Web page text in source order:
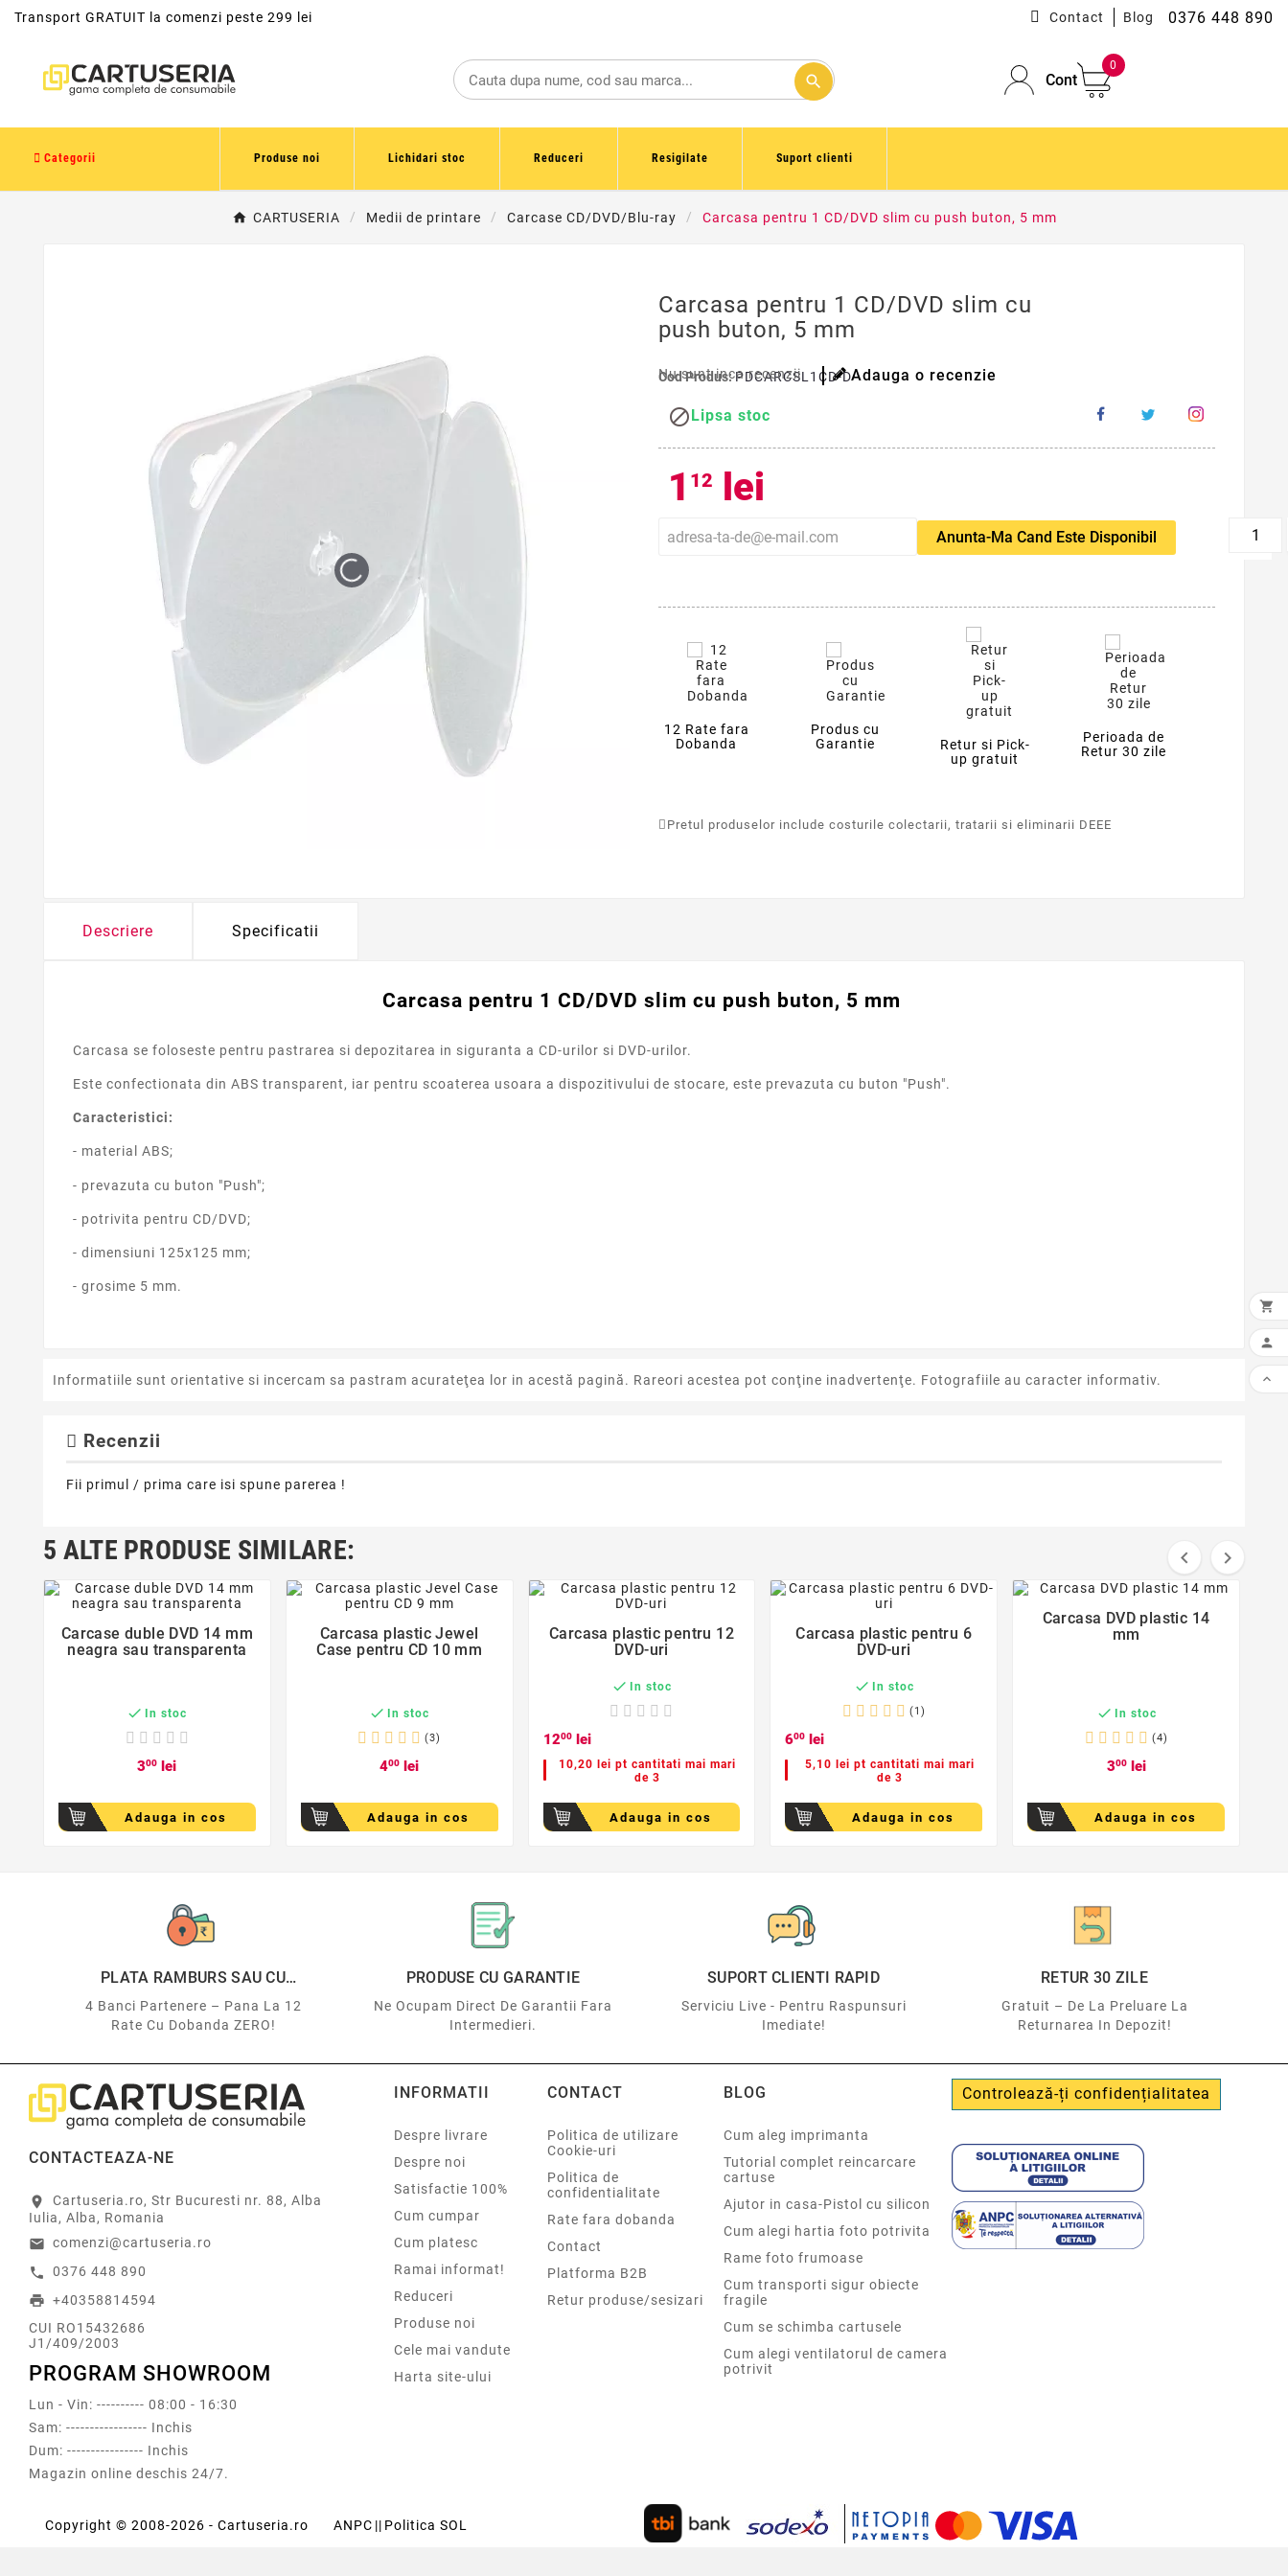
0376 448 890
Transport GRATUIT la comenzi peste 299 lei Contact Blog
search Cont
0
Categorii Produse noi Lichidari stoc Reduceri Resigilate Suport clienti
CARTUSERIA Medii de printare Carcase CD/DVD/Blu-ray Carcasa pentru 1 CD/DVD slim cu push buton, 5 mm
Carcasa pentru 1 CD/DVD slim cu
push buton, 5 mm
Cod Produs:PDCARCSL1CD-DVDCL-B
Nu sunt inca recenzii Adauga o recenzie
 Lipsa stoc
1 12 lei
Anunta-Ma Cand Este Disponibil favorite_border
12 Rate fara
Dobanda
Produs cu
Garantie
Retur si Pick-
up gratuit
Perioada de
Retur 30 zile
Pretul produselor include costurile colectarii, tratarii si eliminarii DEEE
Descriere Specificatii
Carcasa pentru 1 CD/DVD slim cu push buton, 5 mm
Carcasa se foloseste pentru pastrarea si depozitarea in siguranta a CD-urilor si DVD-urilor.
Este confectionata din ABS transparent, iar pentru scoaterea usoara a dispozitivului de stocare, este prevazuta cu buton "Push".
Caracteristici:
- material ABS;
- prevazuta cu buton "Push";
- potrivita pentru CD/DVD;
- dimensiuni 125x125 mm;
- grosime 5 mm.
Informatiile sunt orientative si incercam sa pastram acurateţea lor in acestă pagină. Rareori acestea pot conţine inadvertenţe. Fotografiile au caracter informativ.
Recenzii
Fii primul / prima care isi spune parerea !
5 ALTE PRODUSE SIMILARE:  

favorite_border
Carcase duble DVD 14 mm
neagra sau transparenta
 In stoc
300 lei
Adauga in cos

favorite_border
Carcasa plastic Jewel
Case pentru CD 10 mm
 In stoc
(3)
400 lei
Adauga in cos

favorite_border
Carcasa plastic pentru 12
DVD-uri
 In stoc
1200lei
10,20 lei pt cantitati mai mari
de 3
Adauga in cos

favorite_border
Carcasa plastic pentru 6
DVD-uri
 In stoc
(1)
600 lei
5,10 lei pt cantitati mai mari
de 3
Adauga in cos

Carcasa DVD plastic 14
mm
 In stoc
(4)
300lei
Adauga in cos
PLATA RAMBURS SAU CU
4 Banci Partenere – Pana La 12
Rate Cu Dobanda ZERO!
PRODUSE CU GARANTIE
Ne Ocupam Direct De Garantii Fara
Intermedieri.
SUPORT CLIENTI RAPID
Serviciu Live - Pentru Raspunsuri
Imediate!
RETUR 30 ZILE
Gratuit – De La Preluare La
Returnarea In Depozit!
CONTACTEAZA-NE
location_on
Cartuseria.ro, Str Bucuresti nr. 88, Alba
Iulia, Alba, Romania
email comenzi@cartuseria.ro
call 0376 448 890
print +40358814594
CUI RO15432686
J1/409/2003
PROGRAM SHOWROOM
Lun - Vin: ---------- 08:00 - 16:30
Sam: ----------------- Inchis
Dum: ---------------- Inchis
Magazin online deschis 24/7.
INFORMATII
Despre livrare
Despre noi
Satisfactie 100%
Cum cumpar
Cum platesc
Ramai informat!
Reduceri
Produse noi
Cele mai vandute
Harta site-ului
CONTACT
Politica de utilizare
Cookie-uri
Politica de
confidentialitate
Rate fara dobanda
Contact
Platforma B2B
Retur produse/sesizari
BLOG
Cum aleg imprimanta
Tutorial complet reincarcare
cartuse
Ajutor in casa-Pistol cu silicon
Cum alegi hartia foto potrivita
Rame foto frumoase
Cum transporti sigur obiecte
fragile
Cum se schimba cartusele
Cum alegi ventilatorul de camera
potrivit
Controlează-ți confidențialitatea



Copyright © 2008-2026 - Cartuseria.ro ANPC || Politica SOL